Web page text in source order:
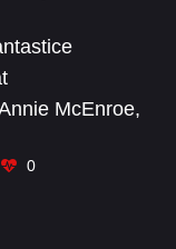
McEnroe,
Dick Cavett
0